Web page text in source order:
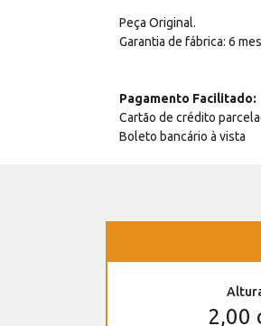
Peça Original.
Garantia de fábrica: 6
Pagamento Facilitado:
Cartão de crédito
Boleto bancário à vista
2,00